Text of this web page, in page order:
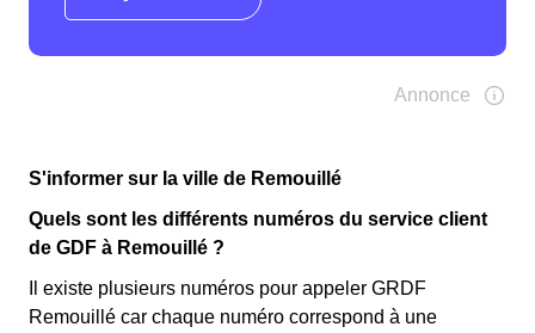
S'informer sur la ville de Remouillé
Quels sont les différents numéros du service client
de GDF à Remouillé ?
Il existe plusieurs numéros pour appeler GRDF
Remouillé car chaque numéro correspond à une